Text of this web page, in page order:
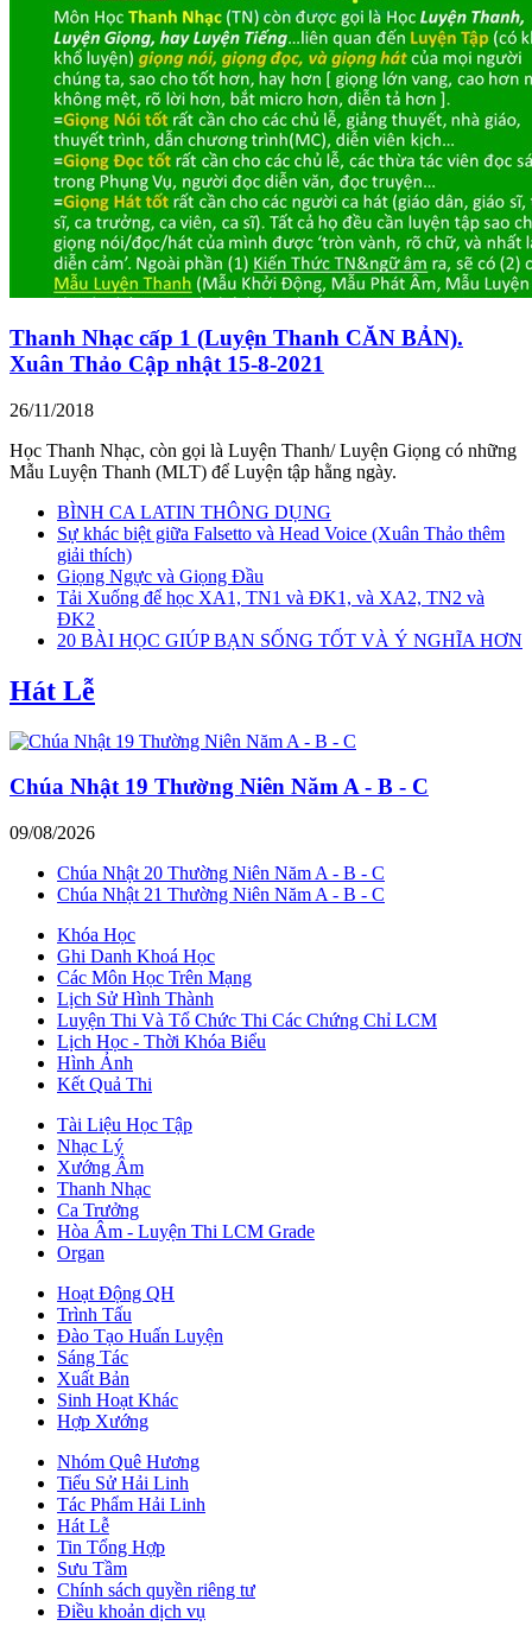
Thanh Nhạc cấp 1 (Luyện Thanh CĂN BẢN).
Xuân Thảo Cập nhật 15-8-2021
26/11/2018
Học Thanh Nhạc, còn gọi là Luyện Thanh/ Luyện Giọng có những
Mẫu Luyện Thanh (MLT) để Luyện tập hằng ngày.
BÌNH CA LATIN THÔNG DỤNG
Sự khác biệt giữa Falsetto và Head Voice (Xuân Thảo thêm
giải thích)
Giọng Ngực và Giọng Đầu
Tải Xuống để học XA1, TN1 và ĐK1, và XA2, TN2 và
ĐK2
20 BÀI HỌC GIÚP BẠN SỐNG TỐT VÀ Ý NGHĨA HƠN
Hát Lễ
Chúa Nhật 19 Thường Niên Năm A - B - C
09/08/2026
Chúa Nhật 20 Thường Niên Năm A - B - C
Chúa Nhật 21 Thường Niên Năm A - B - C
Khóa Học
Ghi Danh Khoá Học
Các Môn Học Trên Mạng
Lịch Sử Hình Thành
Luyện Thi Và Tổ Chức Thi Các Chứng Chỉ LCM
Lịch Học - Thời Khóa Biểu
Hình Ảnh
Kết Quả Thi
Tài Liệu Học Tập
Nhạc Lý
Xướng Âm
Thanh Nhạc
Ca Trưởng
Hòa Âm - Luyện Thi LCM Grade
Organ
Hoạt Động QH
Trình Tấu
Đào Tạo Huấn Luyện
Sáng Tác
Xuất Bản
Sinh Hoạt Khác
Hợp Xướng
Nhóm Quê Hương
Tiểu Sử Hải Linh
Tác Phẩm Hải Linh
Hát Lễ
Tin Tổng Hợp
Sưu Tầm
Chính sách quyền riêng tư
Điều khoản dịch vụ